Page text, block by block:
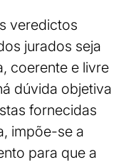
veredictos
jurados seja
coerente e livre
dúvida objetiva
fornecidas
impõe-se a
para que a